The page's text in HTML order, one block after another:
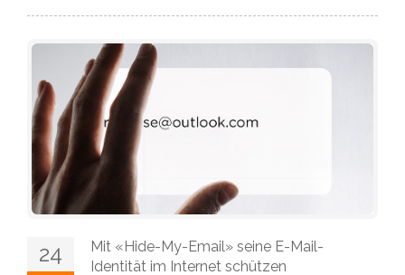
24
Mit «Hide-My-Email» seine E-Mail-
Identität im Internet schützen